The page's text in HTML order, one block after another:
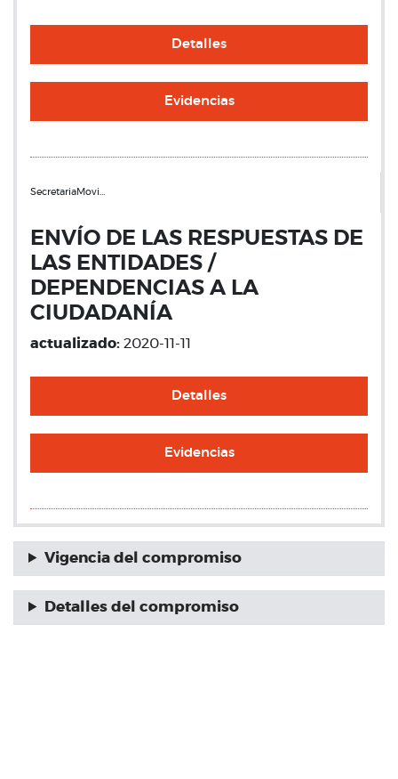
Detalles
Evidencias
SecretariaMovi…
ENVÍO DE LAS RESPUESTAS DE
LAS ENTIDADES /
DEPENDENCIAS A LA
CIUDADANÍA
actualizado: 2020-11-11
Detalles
Evidencias
Vigencia del compromiso
Detalles del compromiso